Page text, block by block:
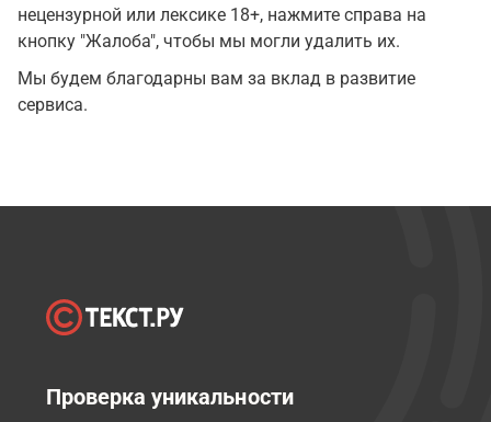
нецензурной или лексике 18+, нажмите справа на
кнопку "Жалоба", чтобы мы могли удалить их.
Мы будем благодарны вам за вклад в развитие
сервиса.
Проверка уникальности